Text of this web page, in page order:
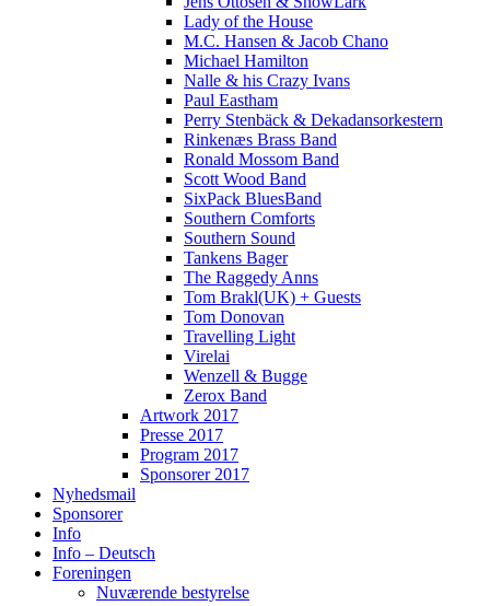
Lady of the House
M.C. Hansen & Jacob Chano
Michael Hamilton
Nalle & his Crazy Ivans
Paul Eastham
Perry Stenbäck & Dekadansorkestern
Rinkenæs Brass Band
Ronald Mossom Band
Scott Wood Band
SixPack BluesBand
Southern Comforts
Southern Sound
Tankens Bager
The Raggedy Anns
Tom Brakl(UK) + Guests
Tom Donovan
Travelling Light
Virelai
Wenzell & Bugge
Zerox Band
Artwork 2017
Presse 2017
Program 2017
Sponsorer 2017
Nyhedsmail
Sponsorer
Info
Info – Deutsch
Foreningen
Nuværende bestyrelse